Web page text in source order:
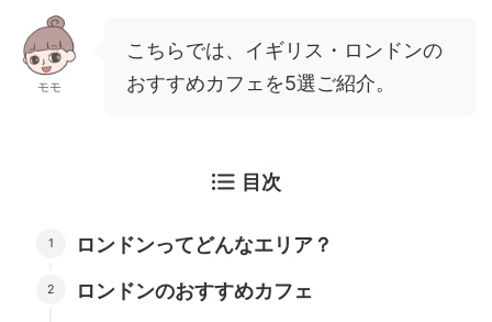
モモ
こちらでは、イギリス・ロンドンの
おすすめカフェを5選ご紹介。
目次
ロンドンってどんなエリア？
ロンドンのおすすめカフェ